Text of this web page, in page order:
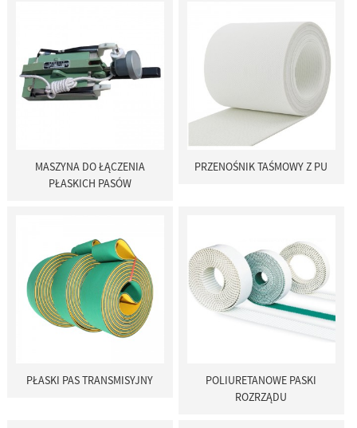
MASZYNA DO ŁĄCZENIA
PŁASKICH PASÓW
PRZENOŚNIK TAŚMOWY Z PU
PŁASKI PAS TRANSMISYJNY
POLIURETANOWE PASKI
ROZRZĄDU